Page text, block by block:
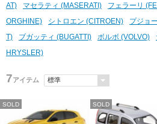
AT)
マセラティ (MASERATI) フェラーリ
ORGHINE)
シトロエン (CITROEN) プジョ
T)
ブガッティ (BUGATTI) ボルボ (VOLVO)
HRYSLER)
7アイテム
SOLD SOLD